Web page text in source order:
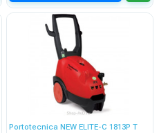
Portotecnica NEW ELITE-C 1813P T